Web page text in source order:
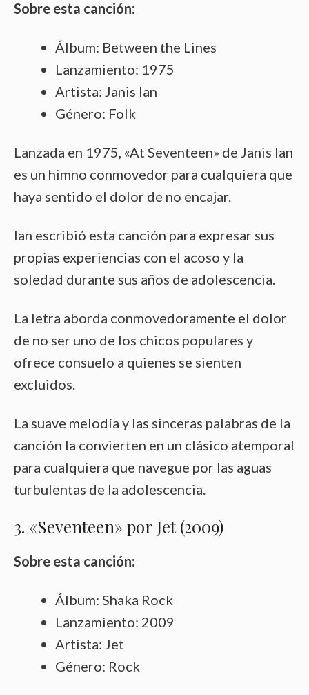
Sobre esta canción:
Álbum: Between the Lines
Lanzamiento: 1975
Artista: Janis Ian
Género: Folk
Lanzada en 1975, «At Seventeen» de Janis Ian
es un himno conmovedor para cualquiera que
haya sentido el dolor de no encajar.
Ian escribió esta canción para expresar sus
propias experiencias con el acoso y la
soledad durante sus años de adolescencia.
La letra aborda conmovedoramente el dolor
de no ser uno de los chicos populares y
ofrece consuelo a quienes se sienten
excluidos.
La suave melodía y las sinceras palabras de la
canción la convierten en un clásico atemporal
para cualquiera que navegue por las aguas
turbulentas de la adolescencia.
3. «Seventeen» por Jet (2009)
Sobre esta canción:
Álbum: Shaka Rock
Lanzamiento: 2009
Artista: Jet
Género: Rock